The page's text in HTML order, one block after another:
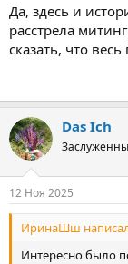
Да, здесь и
расстрела
сказать, что
Das Ich
12 Ноя 2025
ИринаШш
Интересно было